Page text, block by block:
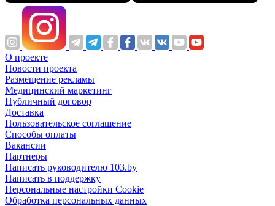
О проекте
Новости проекта
Размещение рекламы
Медицинский маркетинг
Публичный договор
Доставка
Пользовательское соглашение
Способы оплаты
Вакансии
Партнеры
Написать руководителю 103.by
Написать в поддержку
Персональные настройки Cookie
Обработка персональных данных